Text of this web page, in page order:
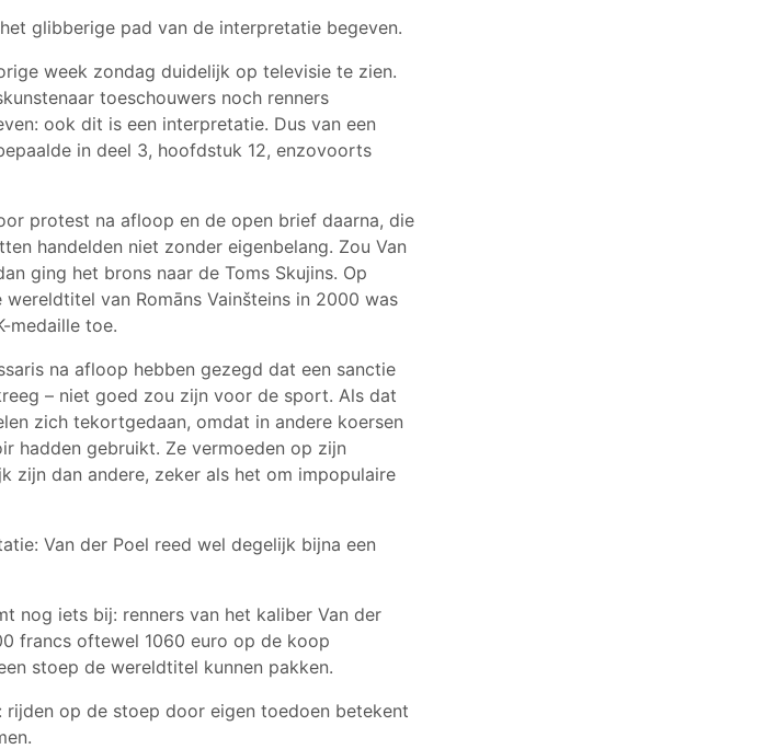
glibberige pad van de interpretatie begeven.
week zondag duidelijk op televisie te zien.
toeschouwers noch renners
ook dit is een interpretatie. Dus van een
in deel 3, hoofdstuk 12, enzovoorts
protest na afloop en de open brief daarna, die
handelden niet zonder eigenbelang. Zou Van
ging het brons naar de Toms Skujins. Op
van Romāns Vainšteins in 2000 was
medaille toe.
na afloop hebben gezegd dat een sanctie
– niet goed zou zijn voor de sport. Als dat
zich tekortgedaan, omdat in andere koersen
hadden gebruikt. Ze vermoeden op zijn
zijn dan andere, zeker als het om impopulaire
Van der Poel reed wel degelijk bijna een
nog iets bij: renners van het kaliber Van der
francs oftewel 1060 euro op de koop
stoep de wereldtitel kunnen pakken.
op de stoep door eigen toedoen betekent